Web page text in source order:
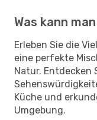
Was kann
Erleben Sie die
eine perfekte
Natur. Entdecken
Küche und
Umgebung.